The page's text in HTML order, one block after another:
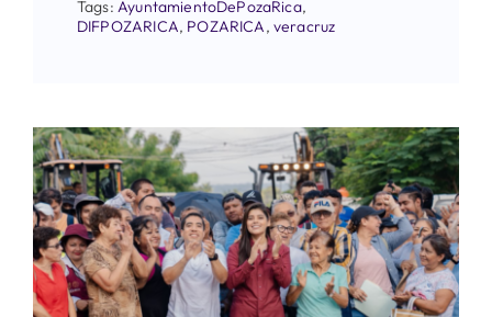
Tags: AyuntamientoDePozaRica,
DIFPOZARICA, POZARICA, veracruz